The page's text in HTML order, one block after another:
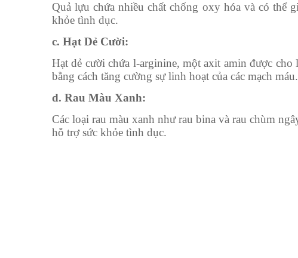
Quả lựu chứa nhiều chất chống oxy hóa và có thể
khỏe tình dục.
c. Hạt Dẻ Cười:
Hạt dẻ cười chứa l-arginine, một axit amin được
bằng cách tăng cường sự linh hoạt của các mạch máu.
d. Rau Màu Xanh:
Các loại rau màu xanh như rau bina và rau chùm
hỗ trợ sức khỏe tình dục.